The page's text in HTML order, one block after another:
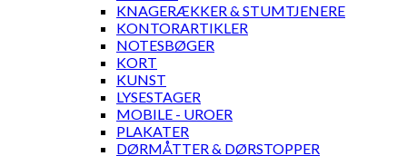
KNAGERÆKKER & STUMTJENERE
KONTORARTIKLER
NOTESBØGER
KORT
KUNST
LYSESTAGER
MOBILE - UROER
PLAKATER
DØRMÅTTER & DØRSTOPPER